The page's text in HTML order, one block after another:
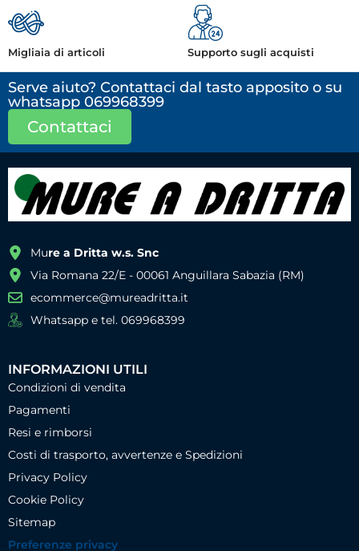
Migliaia di articoli Supporto sugli acquisti
Serve aiuto? Contattaci dal tasto apposito o su
whatsapp 069968399
Contattaci
Mure a Dritta w.s. Snc
Via Romana 22/E - 00061 Anguillara Sabazia (RM)
ecommerce@mureadritta.it
Whatsapp e tel. 069968399
INFORMAZIONI UTILI
Condizioni di vendita
Pagamenti
Resi e rimborsi
Costi di trasporto, avvertenze e Spedizioni
Privacy Policy
Cookie Policy
Sitemap
Preferenze privacy